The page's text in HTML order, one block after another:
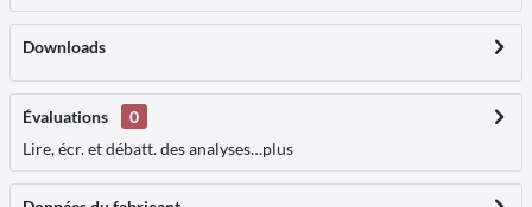
Downloads
Évaluations
0
Lire, écr. et débatt. des analyses…plus